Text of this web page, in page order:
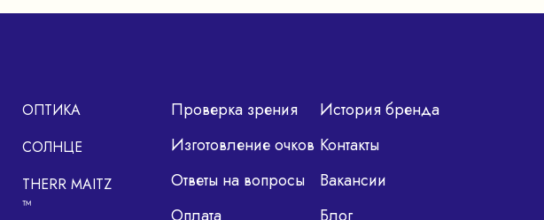
ОПТИКА
СОЛНЦЕ
THERR MAITZ
™
Проверка зрения
Изготовление очков
Ответы на вопросы
Оплата
История бренда
Контакты
Вакансии
Блог